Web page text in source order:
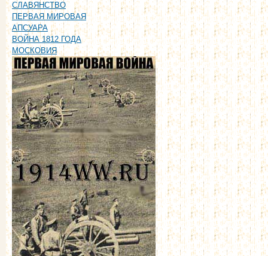
СЛАВЯНСТВО
ПЕРВАЯ МИРОВАЯ
АПСУАРА
ВОЙНА 1812 ГОДА
МОСКОВИЯ